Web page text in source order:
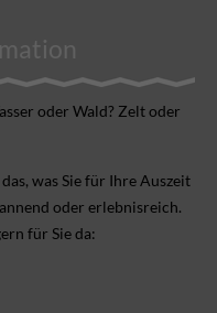
oder Wald? Zelt oder
was Sie für Ihre Aus­zeit
oder erlebnis­reich.
für Sie da: